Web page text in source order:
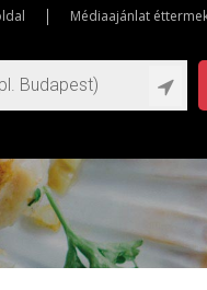
Médiaajánlat